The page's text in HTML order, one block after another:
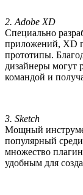
2. Adobe XD
Специально
приложений, XD
прототипы.
дизайнеры могут
командой и
3. Sketch
Мощный
популярный
множество
удобным для